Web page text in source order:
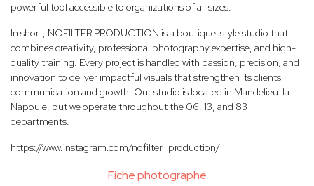
Fiche photographe
powerful tool accessible to organizations of all sizes.
In short, NOFILTER PRODUCTION is a boutique-style studio that
combines creativity, professional photography expertise, and high-
quality training. Every project is handled with passion, precision, and
innovation to deliver impactful visuals that strengthen its clients'
communication and growth. Our studio is located in Mandelieu-la-
Napoule, but we operate throughout the 06, 13, and 83
departments.
https://www.instagram.com/nofilter_production/